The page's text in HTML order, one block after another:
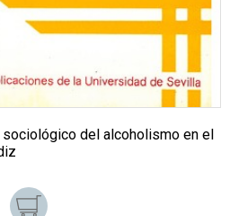
del alcoholismo en el